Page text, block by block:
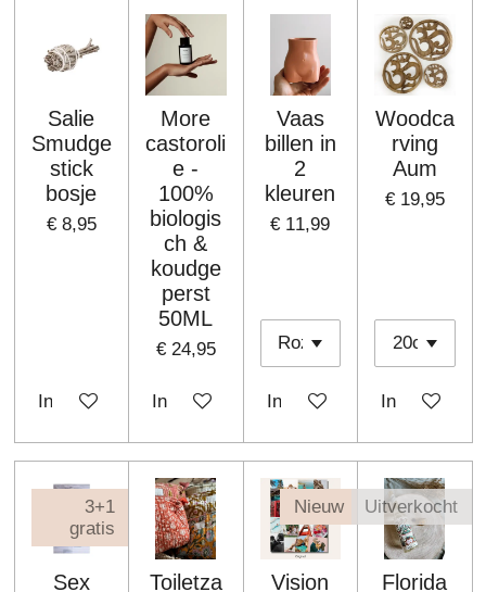
Salie
Smudge
stick
bosje
€ 8,95
In winkelwagen
More
castoroli
e -
100%
biologis
ch &
koudge
perst
50ML
€ 24,95
In winkelwagen
Vaas
billen in
2
kleuren
€ 11,99
In winkelwagen
Woodca
rving
Aum
€ 19,95
In
3+1
gratis
Sex Toiletza
Nieuw
Vision
Uitverkocht
Florida